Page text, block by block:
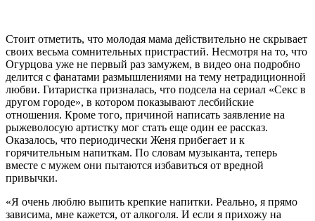
Стоит отметить, что молодая мама действительно не скрывает
своих весьма сомнительных пристрастий. Несмотря на то, что
Огурцова уже не первый раз замужем, в видео она подробно
делится с фанатами размышлениями на тему нетрадиционной
любви. Гитаристка призналась, что подсела на сериал «Секс в
другом городе», в котором показывают лесбийские
отношения. Кроме того, причиной написать заявление на
рыжеволосую артистку мог стать еще один ее рассказ.
Оказалось, что периодически Женя прибегает и к
горячительным напиткам. По словам музыканта, теперь
вместе с мужем они пытаются избавиться от вредной
привычки.
«Я очень люблю выпить крепкие напитки. Реально, я прямо
зависима, мне кажется, от алкоголя. И если я прихожу на